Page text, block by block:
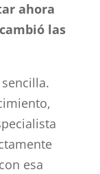
ahora
las
esa